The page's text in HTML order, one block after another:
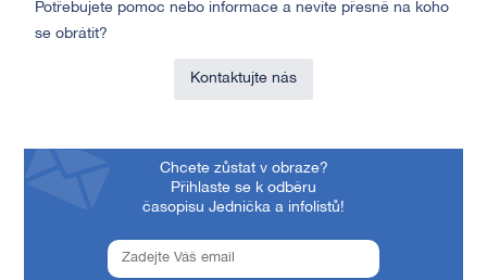
Potřebujete pomoc nebo informace a nevíte přesně na koho
se obrátit?
Kontaktujte nás
Chcete zůstat v obraze?
Přihlaste se k odběru
časopisu Jednička a infolistů!